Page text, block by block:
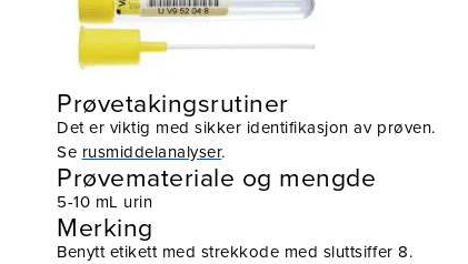
Prøvetakingsrutiner
Det er viktig med sikker identifikasjon av prøven.
Se rusmiddelanalyser.
Prøvemateriale og mengde
5-10 mL urin
Merking
Benytt etikett med strekkode med sluttsiffer 8.